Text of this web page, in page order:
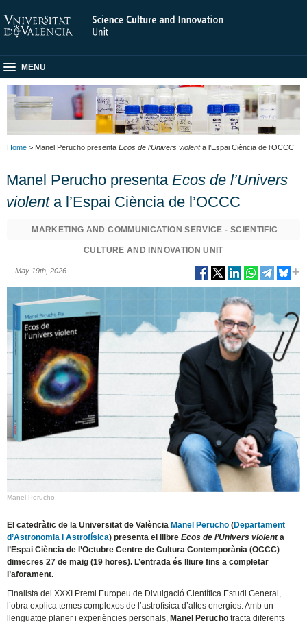
MENU
Home > Manel Perucho presenta Ecos de l’Univers violenta l’Espai Ciència de l’OCCC
Manel Perucho presenta Ecos de l’Univers
violenta l’Espai Ciència de l’OCCC
MARKETING AND COMMUNICATION SERVICE - SCIENTIFIC
CULTURE AND INNOVATION UNIT
May 19th, 2026
Manel Perucho.
El catedràtic de la Universitat de València Manel Perucho (Departament
d’Astronomia i Astrofísica) presenta el llibreEcos de l’Univers violenta
l’Espai Ciència de l’Octubre Centre de Cultura Contemporània (OCCC)
dimecres 27 de maig (19 hores). L’entrada és lliure fins a completar
l’aforament.
Finalista del XXXI Premi Europeu de Divulgació Científica Estudi General,
l’obra explica temes complexos de l’astrofísica d’altes energies. Amb un
llenguatge planer i experiències personals, Manel Perucho tracta diferents